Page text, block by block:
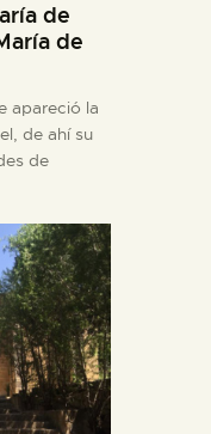
de
de
apareció la
de ahí su
de